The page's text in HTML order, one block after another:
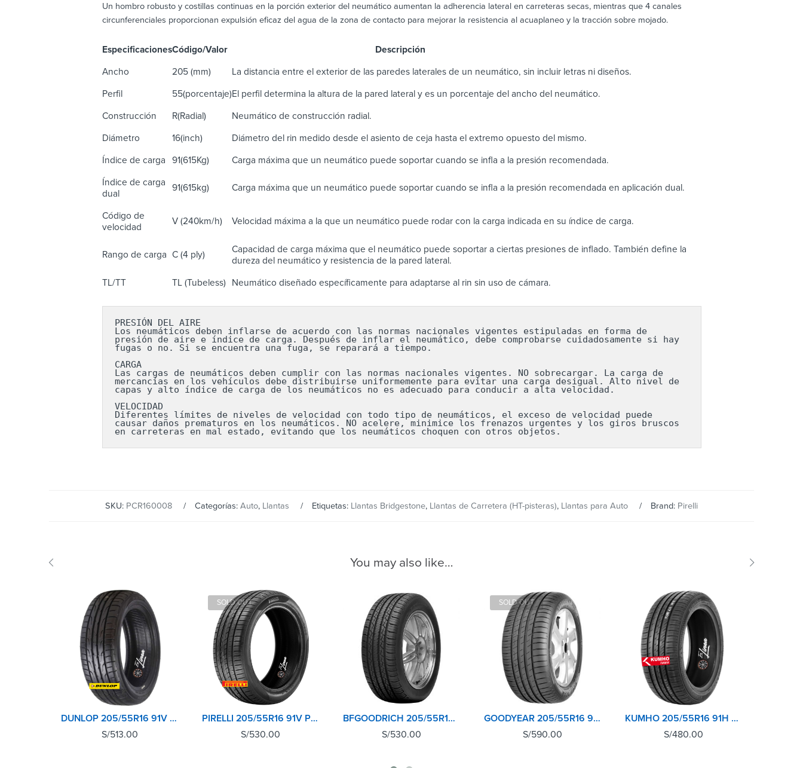
Un hombro robusto y costillas continuas en la porción exterior del neumático aumentan la adherencia lateral en carreteras secas, mientras que 4 canales
circunferenciales proporcionan expulsión eficaz del agua de la zona de contacto para mejorar la resistencia al acuaplaneo y la tracción sobre mojado.
EspecificacionesCódigo/Valor Descripción
Ancho 205 (mm) La distancia entre el exterior de las paredes laterales de un neumático, sin incluir letras ni diseños.
Perfil 55(porcentaje)El perfil determina la altura de la pared lateral y es un porcentaje del ancho del neumático.
Construcción R(Radial) Neumático de construcción radial.
Diámetro 16(inch) Diámetro del rin medido desde el asiento de ceja hasta el extremo opuesto del mismo.
Índice de carga 91(615Kg) Carga máxima que un neumático puede soportar cuando se infla a la presión recomendada.
Índice de carga
dual
91(615kg) Carga máxima que un neumático puede soportar cuando se infla a la presión recomendada en aplicación dual.
Código de
velocidad
V (240km/h) Velocidad máxima a la que un neumático puede rodar con la carga indicada en su índice de carga.
Rango de carga C (4 ply)
Capacidad de carga máxima que el neumático puede soportar a ciertas presiones de inflado. También define la
dureza del neumático y resistencia de la pared lateral.
TL/TT TL (Tubeless) Neumático diseñado específicamente para adaptarse al rin sin uso de cámara.
PRESIÓN DEL AIRE
Los neumáticos deben inflarse de acuerdo con las normas nacionales vigentes estipuladas en forma de
presión de aire e índice de carga. Después de inflar el neumático, debe comprobarse cuidadosamente si hay
fugas o no. Si se encuentra una fuga, se reparará a tiempo.
CARGA
Las cargas de neumáticos deben cumplir con las normas nacionales vigentes. NO sobrecargar. La carga de
mercancías en los vehículos debe distribuirse uniformemente para evitar una carga desigual. Alto nivel de
capas y alto índice de carga de los neumáticos no es adecuado para conducir a alta velocidad.
VELOCIDAD
Diferentes límites de niveles de velocidad con todo tipo de neumáticos, el exceso de velocidad puede
causar daños prematuros en los neumáticos. NO acelere, minimice los frenazos urgentes y los giros bruscos
en carreteras en mal estado, evitando que los neumáticos choquen con otros objetos.
SKU: PCR160008 Categorías: Auto, Llantas Etiquetas: Llantas Bridgestone, Llantas de Carretera (HT-pisteras), Llantas para Auto Brand: Pirelli
You may also like…
DUNLOP 205/55R16 91V DIREZZA DZ102
S/513.00
SOLD OUT
PIRELLI 205/55R16 91V P1 CINTURATO
S/530.00
BFGOODRICH 205/55R16 91V TL ADVANTAGE GO
S/530.00
SOLD OUT
GOODYEAR 205/55R16 91W EFFICIENTGRIP PERFORMANCE
S/590.00
KUMHO 205/55R16 91H ECOWING ES31
S/480.00